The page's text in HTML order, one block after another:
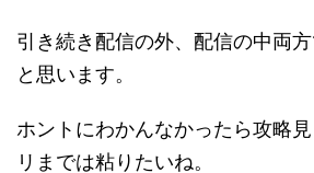
引き続き配信の外、配信の中両
と思います。
ホントにわかんなかったら攻略
リまでは粘りたいね。